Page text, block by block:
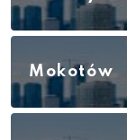
Mokotów